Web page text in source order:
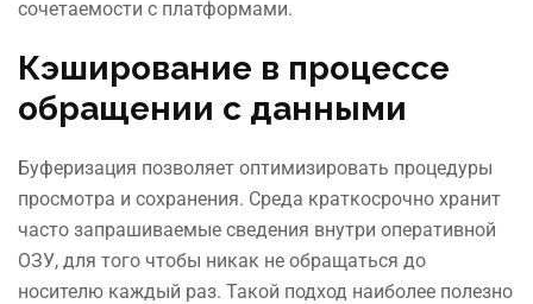
сочетаемости с платформами.
Кэширование в процессе
обращении с данными
Буферизация позволяет оптимизировать процедуры
просмотра и сохранения. Среда краткосрочно хранит
часто запрашиваемые сведения внутри оперативной
ОЗУ, для того чтобы никак не обращаться до
носителю каждый раз. Такой подход наиболее полезно